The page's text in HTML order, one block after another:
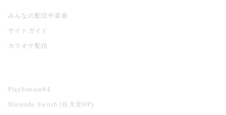
みんなの配信中楽曲
サイトガイド
カラオケ配信
PlayStation®4
Nintendo Switch (任天堂HP)